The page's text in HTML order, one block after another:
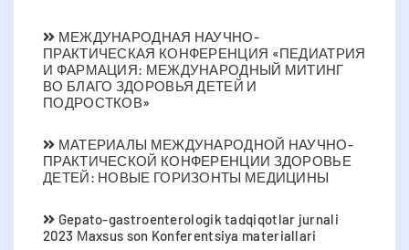
МЕЖДУНАРОДНАЯ НАУЧНО-
ПРАКТИЧЕСКАЯ КОНФЕРЕНЦИЯ «ПЕДИАТРИЯ
И ФАРМАЦИЯ: МЕЖДУНАРОДНЫЙ МИТИНГ
ВО БЛАГО ЗДОРОВЬЯ ДЕТЕЙ И
ПОДРОСТКОВ»
МАТЕРИАЛЫ МЕЖДУНАРОДНОЙ НАУЧНО-
ПРАКТИЧЕСКОЙ КОНФЕРЕНЦИИ ЗДОРОВЬЕ
ДЕТЕЙ: НОВЫЕ ГОРИЗОНТЫ МЕДИЦИНЫ
Gepato-gastroenterologik tadqiqotlar jurnali
2023 Мaxsus son Konferentsiya materiallari